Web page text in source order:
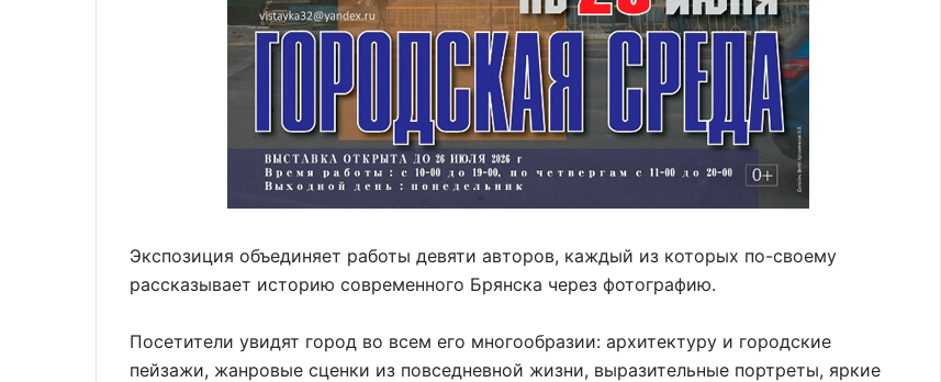
Экспозиция объединяет работы девяти авторов, каждый из которых по-своему
рассказывает историю современного Брянска через фотографию.
Посетители увидят город во всем его многообразии: архитектуру и городские
пейзажи, жанровые сценки из повседневной жизни, выразительные портреты, яркие